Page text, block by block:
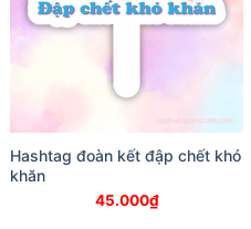
Hashtag đoàn kết đập chết khó
khăn
45.000₫